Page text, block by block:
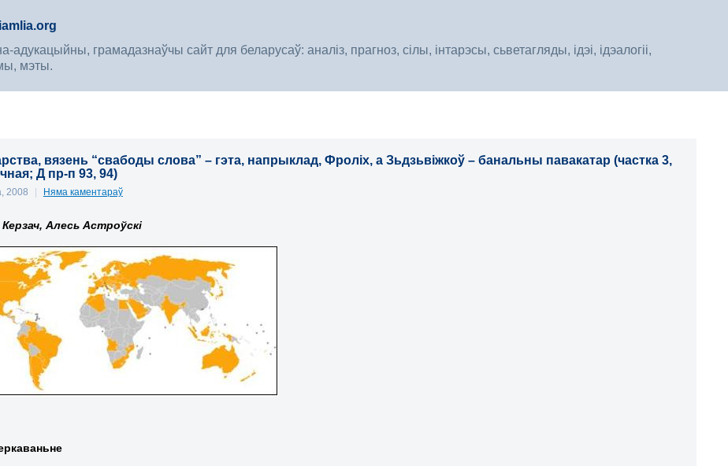
адукацыйны, грамадазнаўчы сайт для беларусаў: аналіз, прагноз, сілы, інтарэсы, сьветагляды, ідэі, ідэалогіі,
мэты.
вязень “свабоды слова” – гэта, напрыклад, Фроліх, а Зьдзьвіжкоў – банальны павакатар (частка 3,
Д пр-п 93, 94)
2008 | Няма каментараў
Алесь Астроўскі